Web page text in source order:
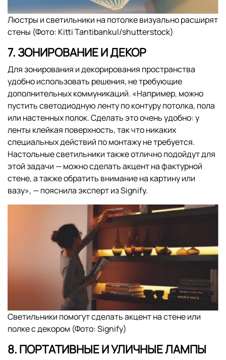
Люстры и светильники на потолке визуально расширят
стены (Фото: Kitti Tantibankul/shutterstock)
7. ЗОНИРОВАНИЕ И ДЕКОР
Для зонирования и декорирования пространства
удобно использовать решения, не требующие
дополнительных коммуникаций. «Например, можно
пустить светодиодную ленту по контуру потолка, пола
или настенных полок. Сделать это очень удобно: у
ленты клейкая поверхность, так что никаких
специальных действий по монтажу не требуется.
Настольные светильники также отлично подойдут для
этой задачи — можно сделать акцент на фактурной
стене, а также обратить внимание на картину или
вазу», — пояснила эксперт из Signify.
Светильники помогут сделать акцент на стене или
полке с декором (Фото: Signify)
8. ПОРТАТИВНЫЕ И УЛИЧНЫЕ ЛАМПЫ